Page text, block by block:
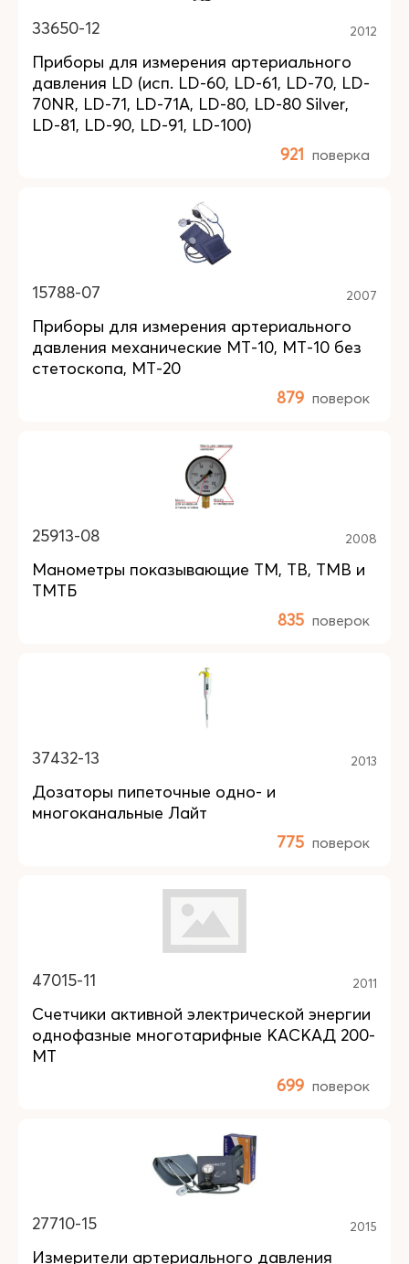
33650-12 2012
Приборы для измерения артериального
давления LD (исп. LD-60, LD-61, LD-70, LD-
70NR, LD-71, LD-71A, LD-80, LD-80 Silver,
LD-81, LD-90, LD-91, LD-100)
921 поверка
15788-07 2007
Приборы для измерения артериального
давления механические MT-10, MT-10 без
стетоскопа, MT-20
879 поверок
25913-08 2008
Манометры показывающие ТМ, ТВ, ТМВ и
ТМТБ
835 поверок
37432-13 2013
Дозаторы пипеточные одно- и
многоканальные Лайт
775 поверок
47015-11 2011
Счетчики активной электрической энергии
однофазные многотарифные КАСКАД 200-
МТ
699 поверок
27710-15 2015
Измерители артериального давления